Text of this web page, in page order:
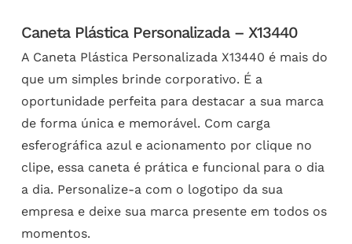
Caneta Plástica Personalizada – X13440
A Caneta Plástica Personalizada X13440 é mais do
que um simples brinde corporativo. É a
oportunidade perfeita para destacar a sua marca
de forma única e memorável. Com carga
esferográfica azul e acionamento por clique no
clipe, essa caneta é prática e funcional para o dia
a dia. Personalize-a com o logotipo da sua
empresa e deixe sua marca presente em todos os
momentos.